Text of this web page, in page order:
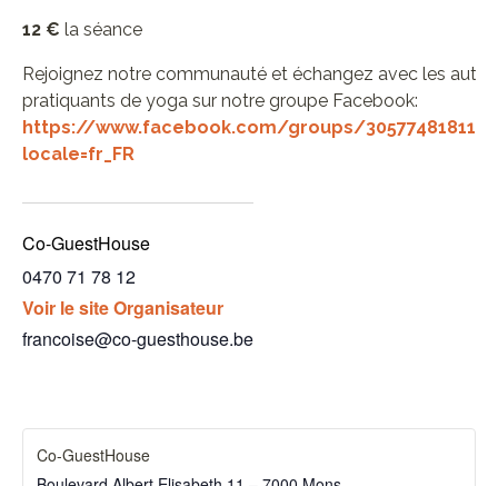
12 € la séance
Rejoignez notre communauté et échangez avec les
pratiquants de yoga sur notre groupe Facebook:
https://www.facebook.com/groups/
locale=fr_FR
Co-GuestHouse
0470 71 78 12
Voir le site Organisateur
francoise@co-guesthouse.be
Co-GuestHouse